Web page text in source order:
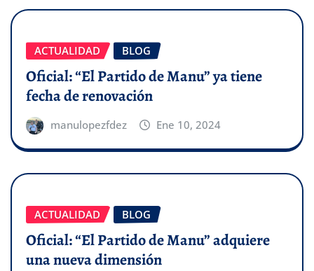
ACTUALIDAD BLOG
Oficial: “El Partido de Manu” ya tiene
fecha de renovación
manulopezfdez Ene 10, 2024
ACTUALIDAD BLOG
Oficial: “El Partido de Manu” adquiere
una nueva dimensión